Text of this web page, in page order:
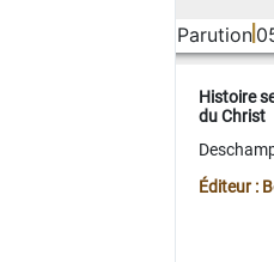
Parution
Histoire
du Christ
Éditeur :